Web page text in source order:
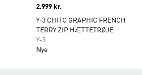
Price
2.999 kr.
Y-3 CHITO GRAPHIC FRENCH
TERRY ZIP HÆTTETRØJE
Y-3
Nye